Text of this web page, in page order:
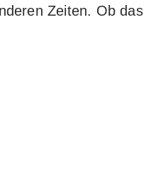
Zeiten. Ob das